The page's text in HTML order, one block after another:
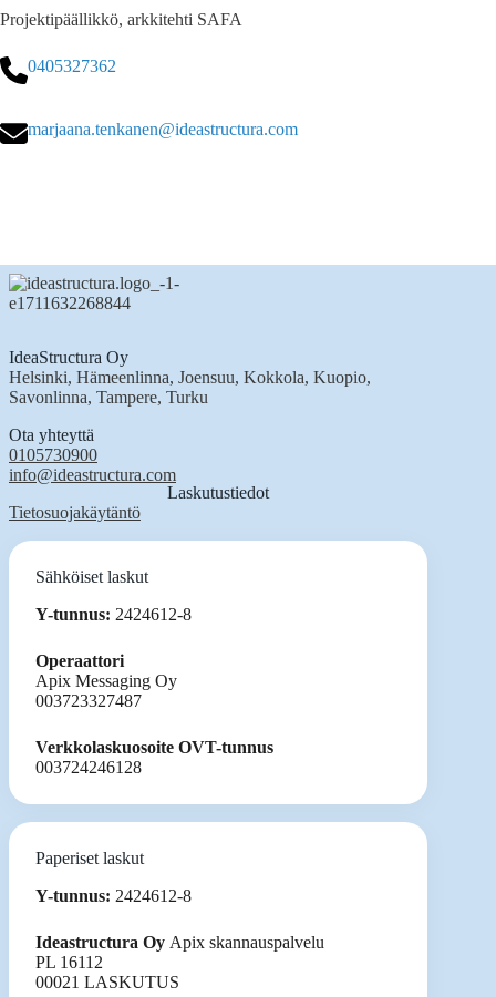
Projektipäällikkö, arkkitehti SAFA
0405327362
marjaana.tenkanen@ideastructura.com
IdeaStructura Oy
Helsinki, Hämeenlinna, Joensuu, Kokkola, Kuopio,
Savonlinna, Tampere, Turku
Ota yhteyttä
0105730900
info@ideastructura.com
Tietosuojakäytäntö
Laskutustiedot
Sähköiset laskut
Y-tunnus: 2424612-8
Operaattori
Apix Messaging Oy
003723327487
Verkkolaskuosoite OVT-tunnus
003724246128
Paperiset laskut
Y-tunnus: 2424612-8
Ideastructura Oy Apix skannauspalvelu
PL 16112
00021 LASKUTUS